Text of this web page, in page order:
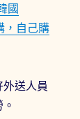
國
，自己購
送人員